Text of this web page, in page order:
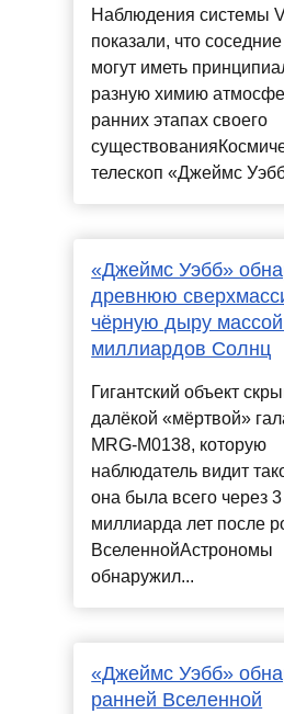
Наблюдения системы
показали, что
могут иметь
разную химию
ранних этапах своего
телескоп «Джеймс
«Джеймс Уэбб»
древнюю
чёрную дыру
миллиардов Солнц
Гигантский объект
далёкой «мёртвой»
MRG-M0138, которую
наблюдатель видит
она была всего через 3
миллиарда лет после
ВселеннойАстрономы
обнаружил...
«Джеймс Уэбб»
ранней Вселенной